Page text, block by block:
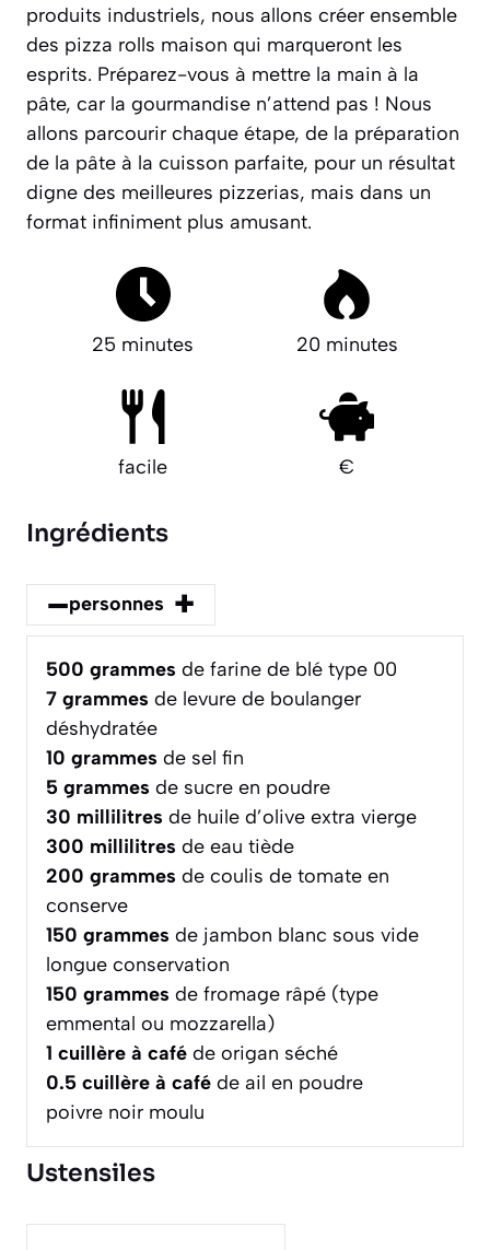
produits industriels, nous allons créer ensemble
des pizza rolls maison qui marqueront les
esprits. Préparez-vous à mettre la main à la
pâte, car la gourmandise n’attend pas ! Nous
allons parcourir chaque étape, de la préparation
de la pâte à la cuisson parfaite, pour un résultat
digne des meilleures pizzerias, mais dans un
format infiniment plus amusant.
25 minutes 20 minutes
facile €
Ingrédients
–personnes +
500 grammes de farine de blé type 00
7 grammes de levure de boulanger
déshydratée
10 grammes de sel fin
5 grammes de sucre en poudre
30 millilitres de huile d’olive extra vierge
300 millilitres de eau tiède
200 grammes de coulis de tomate en
conserve
150 grammes de jambon blanc sous vide
longue conservation
150 grammes de fromage râpé (type
emmental ou mozzarella)
1 cuillère à café de origan séché
0.5 cuillère à café de ail en poudre
poivre noir moulu
Ustensiles